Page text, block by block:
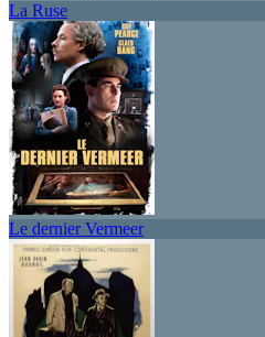
La Ruse
Le dernier Vermeer